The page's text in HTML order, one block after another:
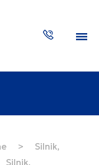
SZUKAJ
>
Silnik,
Silnik,